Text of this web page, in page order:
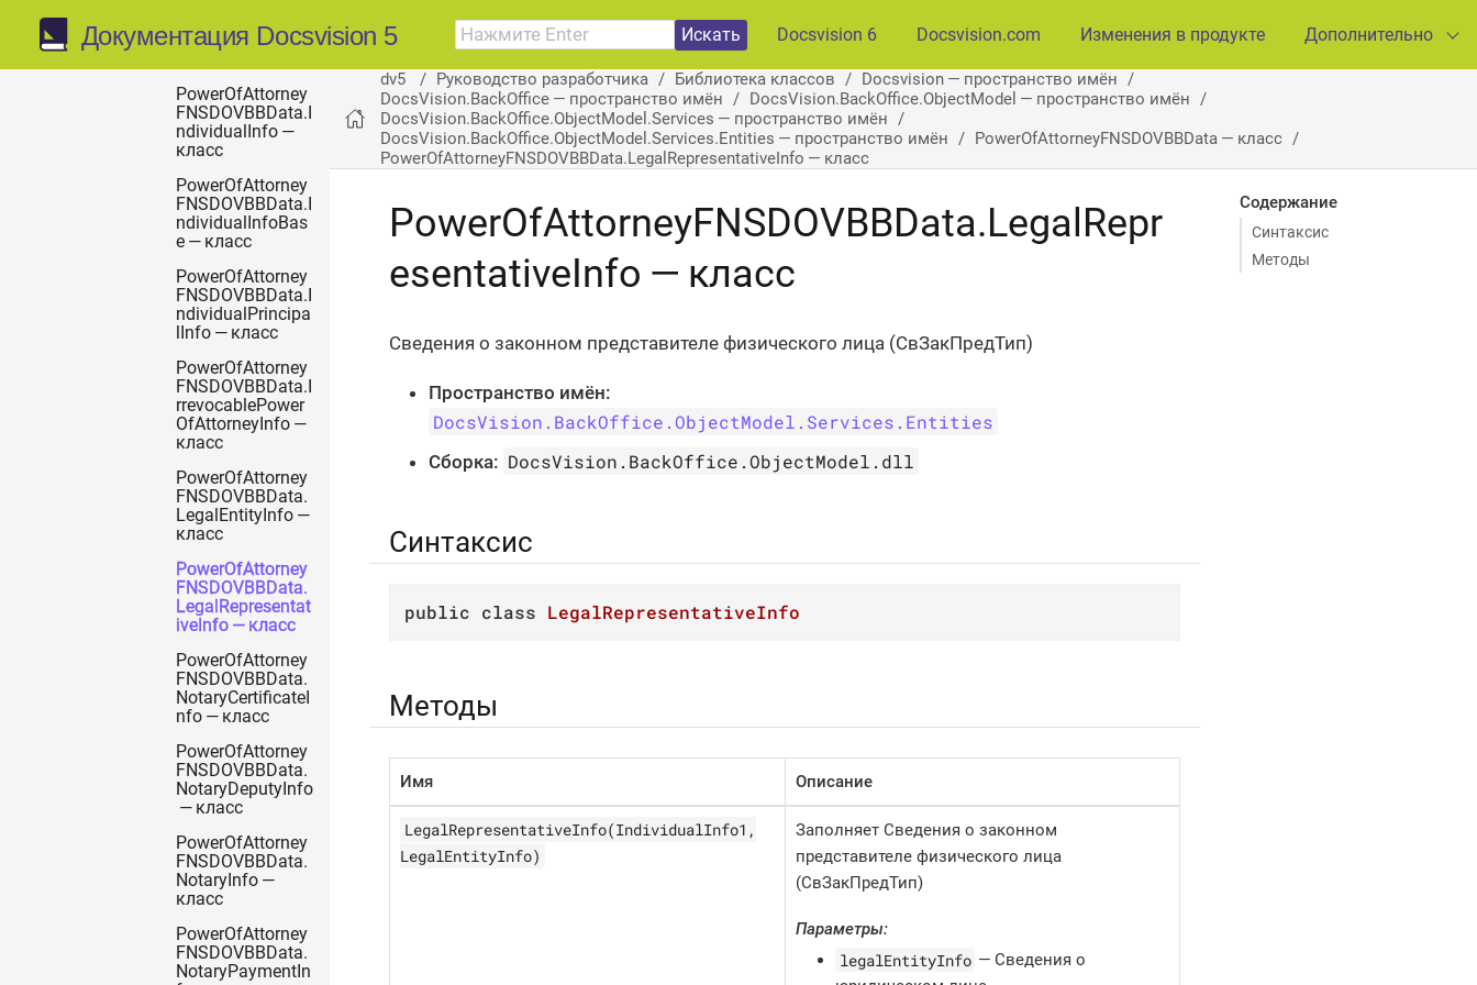
Документация Docsvision 5 Искать Docsvision 6 Docsvision.com Изменения в продукте Дополнительно
FNSDOVBBData.I
ndividualInfo2 —
PowerOfAttorney
FNSDOVBBData.I
ndividualInfo —
класс
PowerOfAttorney
FNSDOVBBData.I
ndividualInfoBas
e — класс
PowerOfAttorney
FNSDOVBBData.I
ndividualPrincipa
lInfo — класс
PowerOfAttorney
FNSDOVBBData.I
rrevocablePower
OfAttorneyInfo —
класс
PowerOfAttorney
FNSDOVBBData.
LegalEntityInfo —
класс
PowerOfAttorney
FNSDOVBBData.
LegalRepresentat
iveInfo — класс
PowerOfAttorney
FNSDOVBBData.
NotaryCertificateI
nfo — класс
PowerOfAttorney
FNSDOVBBData.
NotaryDeputyInfo
— класс
PowerOfAttorney
FNSDOVBBData.
NotaryInfo —
класс
PowerOfAttorney
FNSDOVBBData.
NotaryPaymentIn
dv5 Руководство разработчика Библиотека классов
Docsvision — пространство имён
DocsVision.BackOffice — пространство имён
DocsVision.BackOffice.ObjectModel — пространство имён
DocsVision.BackOffice.ObjectModel.Services — пространство имён
DocsVision.BackOffice.ObjectModel.Services.Entities — пространство имён
PowerOfAttorneyFNSDOVBBData — класс
PowerOfAttorneyFNSDOVBBData.LegalRepresentativeInfo — класс
Содержание
Синтаксис
Методы
PowerOfAttorneyFNSDOVBBData.LegalRepr
esentativeInfo — класс
Сведения о законном представителе физического лица (СвЗакПредТип)
Пространство имён:
DocsVision.BackOffice.ObjectModel.Services.Entities
Сборка: DocsVision.BackOffice.ObjectModel.dll
Синтаксис
public class LegalRepresentativeInfo
Методы
Имя Описание
LegalRepresentativeInfo(IndividualInfo1,
LegalEntityInfo)
Заполняет Сведения о законном
представителе физического лица
(СвЗакПредТип)
Параметры:
legalEntityInfo — Сведения о